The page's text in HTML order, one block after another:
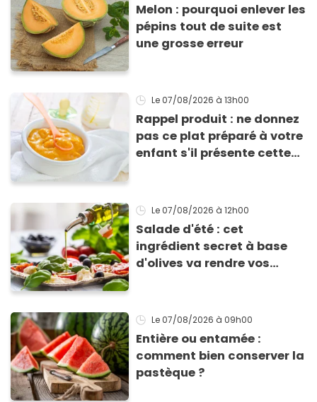
Melon : pourquoi enlever les
pépins tout de suite est
une grosse erreur
Le 07/08/2026 à 13h00
Rappel produit : ne donnez
pas ce plat préparé à votre
enfant s'il présente cette
Le 07/08/2026 à 12h00
Salade d'été : cet
ingrédient secret à base
d'olives va rendre vos
Le 07/08/2026 à 09h00
Entière ou entamée :
comment bien conserver la
pastèque ?